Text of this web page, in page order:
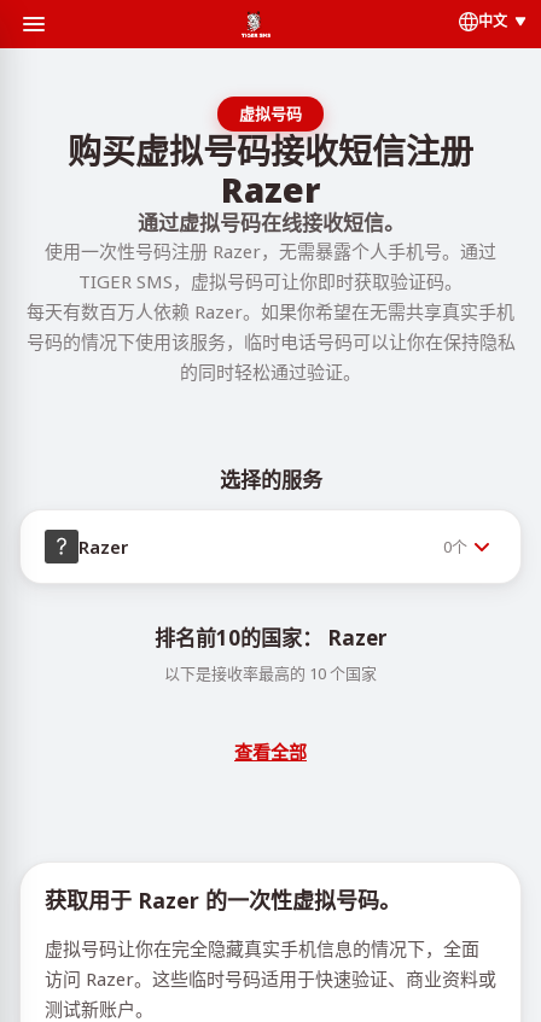
中文
虚拟号码
购买虚拟号码接收短信注册
Razer
通过虚拟号码在线接收短信。
使用一次性号码注册 Razer，无需暴露个人手机号。通过
TIGER SMS，虚拟号码可让你即时获取验证码。
每天有数百万人依赖 Razer。如果你希望在无需共享真实手机
号码的情况下使用该服务，临时电话号码可以让你在保持隐私
的同时轻松通过验证。
选择的服务
Razer 0个
排名前10的国家： Razer
以下是接收率最高的 10 个国家
查看全部
获取用于 Razer 的一次性虚拟号码。
虚拟号码让你在完全隐藏真实手机信息的情况下，全面
访问 Razer。这些临时号码适用于快速验证、商业资料或
测试新账户。